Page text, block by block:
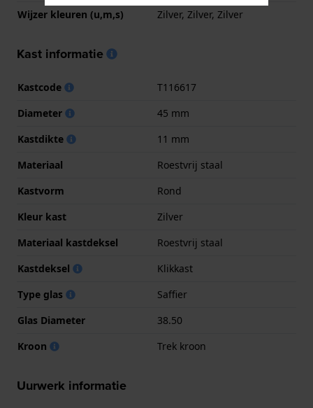
Wijzer kleuren (u,m,s)
Zilver, Zilver, Zilver
Kast informatie
Kastcode
T116617
Diameter
45 mm
Kastdikte
11 mm
Materiaal
Roestvrij staal
Kastvorm
Rond
Kleur kast
Zilver
Materiaal kastdeksel
Roestvrij staal
Kastdeksel
Klikkast
Type glas
Saffier
Glas Diameter
38.50
Kroon
Trek kroon
Uurwerk informatie